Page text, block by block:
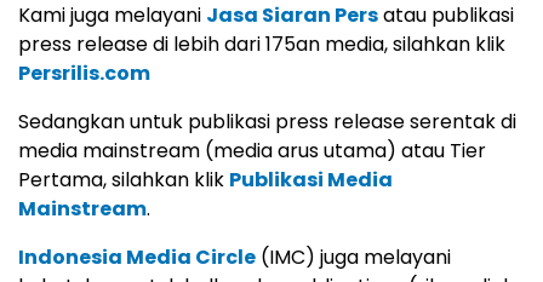
Kami juga melayani Jasa Siaran Persatau publikasi
press release di lebih dari 175an media, silahkan klik
Persrilis.com
Sedangkan untuk publikasi press release serentak di
media mainstream (media arus utama) atau Tier
Pertama, silahkan klik Publikasi Media
Mainstream.
Indonesia Media Circle (IMC) juga melayani